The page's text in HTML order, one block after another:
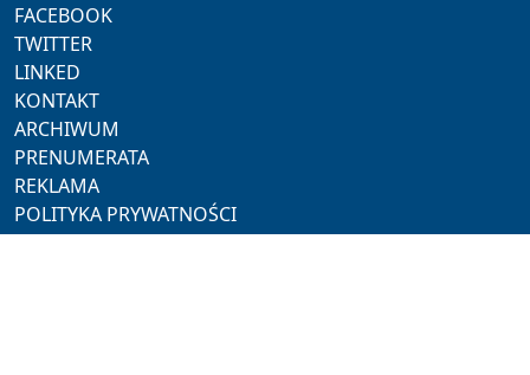
FACEBOOK
TWITTER
LINKED
KONTAKT
ARCHIWUM
PRENUMERATA
REKLAMA
POLITYKA PRYWATNOŚCI
NASZE SERWISY